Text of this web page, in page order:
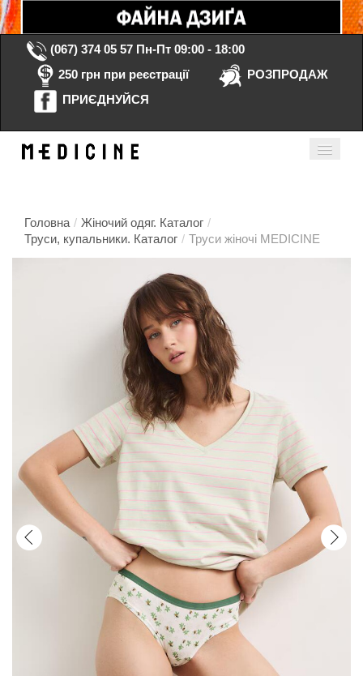
(067) 374 05 57 Пн-Пт 09:00 - 18:00
250 грн при реєстрації
РОЗПРОДАЖ
ПРИЄДНУЙСЯ
Головна / Жіночий одяг. Каталог /
Труси, купальники. Каталог / Труси жіночі MEDICINE